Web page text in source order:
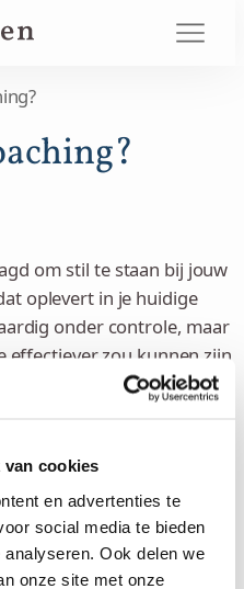
van cookies
en advertenties te
social media te bieden
Ook delen we
onze site met onze
om stil te staan bij jouw
oplevert in je huidige
onder controle, maar
effectiever zou kunnen zijn
om jouw potentieel